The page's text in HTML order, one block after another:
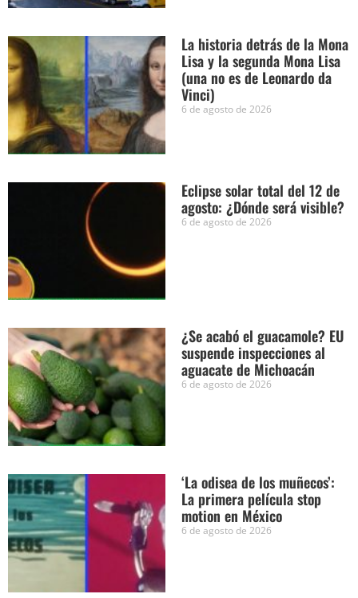
La historia detrás de la Mona
Lisa y la segunda Mona Lisa
(una no es de Leonardo da
Vinci)
6 de agosto de 2026
Eclipse solar total del 12 de
agosto: ¿Dónde será visible?
6 de agosto de 2026
¿Se acabó el guacamole? EU
suspende inspecciones al
aguacate de Michoacán
6 de agosto de 2026
‘La odisea de los muñecos’:
La primera película stop
motion en México
6 de agosto de 2026